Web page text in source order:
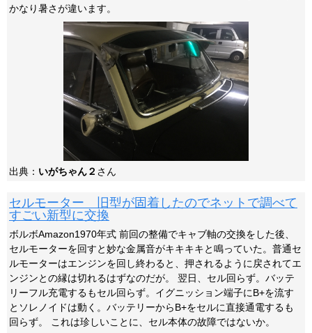
かなり暑さが違います。
出典： いがちゃん２ さん
セルモーター 旧型が固着したのでネットで調べて
すごい新型に交換
ボルボAmazon1970年式 前回の整備でキャブ軸の交換をした後、
セルモーターを回すと妙な金属音がキキキキと鳴っていた。普通セ
ルモーターはエンジンを回し終わると、押されるように戻されてエ
ンジンとの縁は切れるはずなのだが。 翌日、セル回らず。バッテ
リーフル充電するもセル回らず。イグニッション端子にB+を流す
とソレノイドは動く。バッテリーからB+をセルに直接通電するも
回らず。 これは珍しいことに、セル本体の故障ではないか。